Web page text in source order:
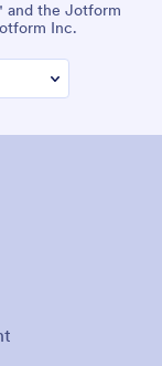
the Jotform
Inc.